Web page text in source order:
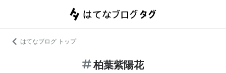
はてなブログ トップ
柏葉紫陽花